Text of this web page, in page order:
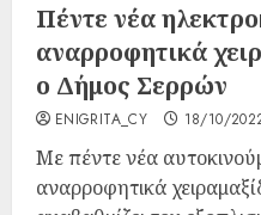
Πέντε νέα
αναρροφητικά
ο Δήμος Σερρών
ENIGRITA_CY 18/10/
Με πέντε νέα
αναρροφητικά